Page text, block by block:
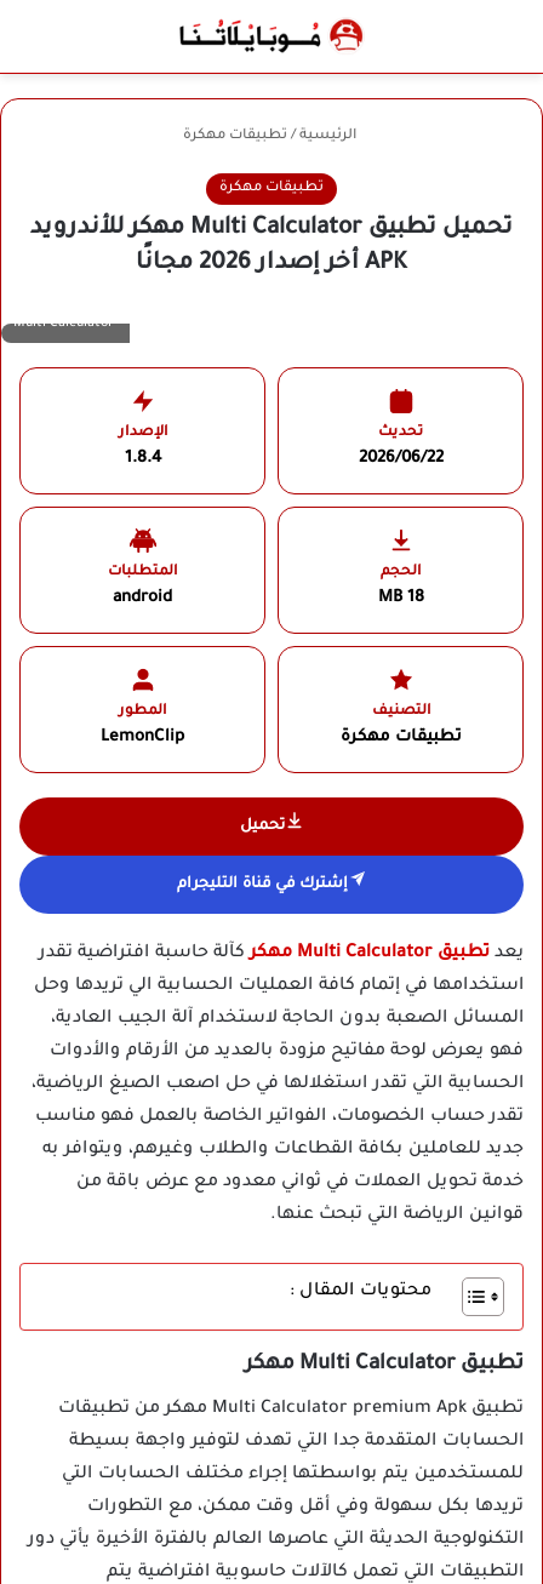
الوضع المظلم
الرئيسية / تطبيقات مهكرة
تطبيقات مهكرة
تحميل تطبيق Multi Calculator مهكر للأندرويد
APK أخر إصدار 2026 مجانًا
Multi Calculator
تحديث
2026/06/22
الإصدار
1.8.4
الحجم
18 MB
المتطلبات
android
التصنيف
تطبيقات مهكرة
المطور
LemonClip‏
تحميل
إشترك في قناة التليجرام
يعد تطبيق Multi Calculator مهكر
كآلة حاسبة افتراضية تقدر
استخدامها في إتمام كافة العمليات الحسابية الي تريدها وحل
المسائل الصعبة بدون الحاجة لاستخدام آلة الجيب العادية،
فهو يعرض لوحة مفاتيح مزودة بالعديد من الأرقام والأدوات
الحسابية التي تقدر استغلالها في حل اصعب الصيغ الرياضية،
تقدر حساب الخصومات، الفواتير الخاصة بالعمل فهو مناسب
جديد للعاملين بكافة القطاعات والطلاب وغيرهم، ويتوافر به
خدمة تحويل العملات في ثواني معدود مع عرض باقة من
قوانين الرياضة التي تبحث عنها.
محتويات المقال :
تطبيق Multi Calculator مهكر
تطبيق Multi Calculator premium Apk مهكر من تطبيقات
الحسابات المتقدمة جدا التي تهدف لتوفير واجهة بسيطة
للمستخدمين يتم بواسطتها إجراء مختلف الحسابات التي
تريدها بكل سهولة وفي أقل وقت ممكن، مع التطورات
التكنولوجية الحديثة التي عاصرها العالم بالفترة الأخيرة يأتي دور
التطبيقات التي تعمل كالآلات حاسوبية افتراضية يتم